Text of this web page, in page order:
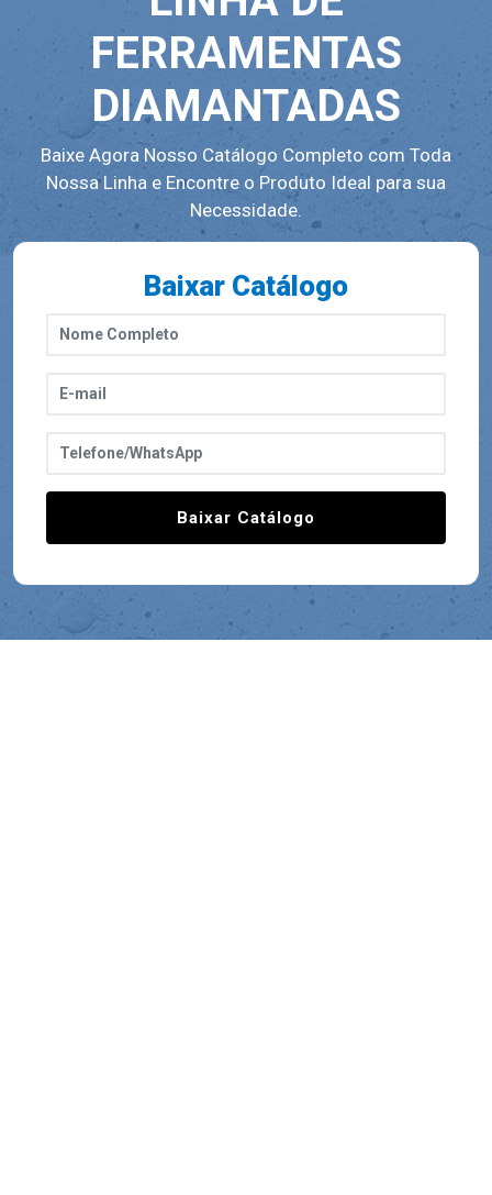
FERRAMENTAS
DIAMANTADAS
Baixe Agora Nosso Catálogo Completo com Toda
Nossa Linha e Encontre o Produto Ideal para sua
Necessidade.
Baixar Catálogo
Baixar Catálogo